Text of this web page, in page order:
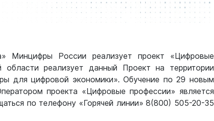
Минцифры России реализует проект «Цифровые
области реализует данный Проект на территории
для цифровой экономики». Обучение по 29 новым
проекта «Цифровые профессии» является
по телефону «Горячей линии» 8(800) 505-20-35